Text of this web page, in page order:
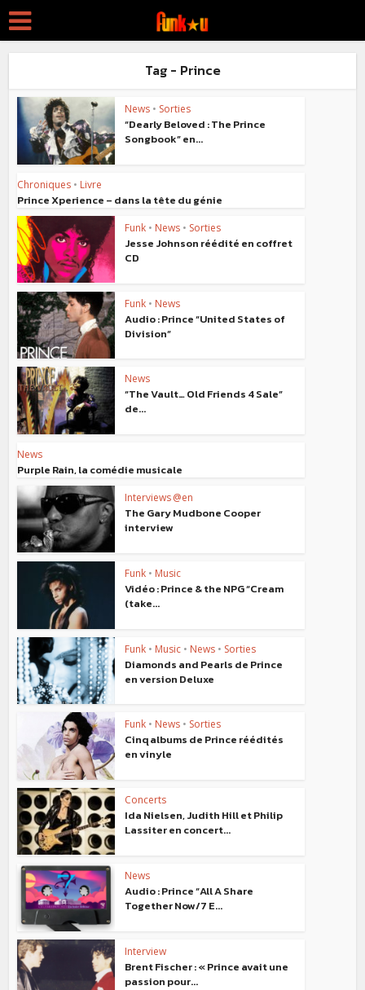
Tag - Prince
News • Sorties
“Dearly Beloved : The Prince
Songbook” en...
Chroniques • Livre
Prince Xperience – dans la tête du génie
Funk • News • Sorties
Jesse Johnson réédité en coffret
CD
Funk • News
Audio : Prince “United States of
Division”
News
“The Vault… Old Friends 4 Sale”
de...
News
Purple Rain, la comédie musicale
Interviews @en
The Gary Mudbone Cooper
interview
Funk • Music
Vidéo : Prince & the NPG “Cream
(take...
Funk • Music • News • Sorties
Diamonds and Pearls de Prince
en version Deluxe
Funk • News • Sorties
Cinq albums de Prince réédités
en vinyle
Concerts
Ida Nielsen, Judith Hill et Philip
Lassiter en concert...
News
Audio : Prince “All A Share
Together Now/7 E...
Interview
Brent Fischer : « Prince avait une
passion pour...